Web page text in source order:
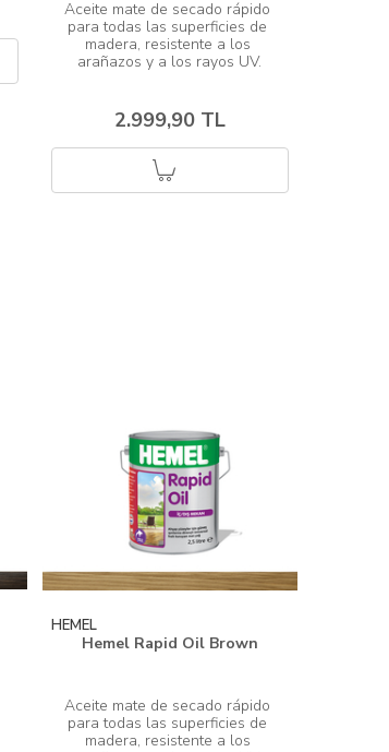
Aceite mate de secado rápido
para todas las superficies de
madera, resistente a los
2.999,90 TL
HEMEL
Hemel Rapid Oil Brown
Aceite mate de secado rápido
para todas las superficies de
madera, resistente a los